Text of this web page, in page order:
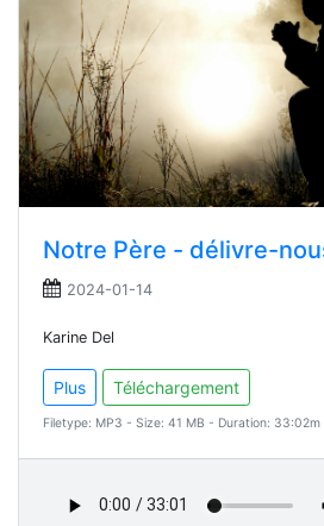
Notre Père - délivre-
2024-01-14
Karine Del
Plus Téléchargement
Filetype: MP3 - Size: 41 MB - Duration: